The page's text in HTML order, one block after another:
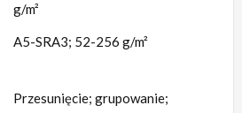
g/m²
A5-SRA3; 52-256 g/m²
Przesunięcie; grupowanie;